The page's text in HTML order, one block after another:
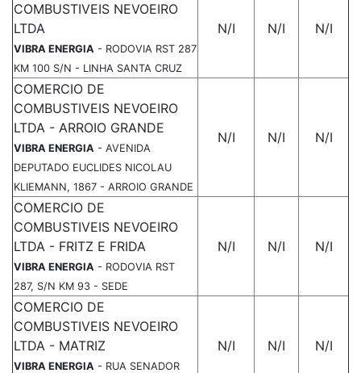
COMBUSTIVEIS NEVOEIRO
LTDA
VIBRA ENERGIA - RODOVIA RST 287
KM 100 S/N - LINHA SANTA CRUZ
N/I N/I N/I
COMERCIO DE
COMBUSTIVEIS NEVOEIRO
LTDA - ARROIO GRANDE
VIBRA ENERGIA - AVENIDA
DEPUTADO EUCLIDES NICOLAU
KLIEMANN, 1867 - ARROIO GRANDE
N/I N/I N/I
COMERCIO DE
COMBUSTIVEIS NEVOEIRO
LTDA - FRITZ E FRIDA
VIBRA ENERGIA - RODOVIA RST
287, S/N KM 93 - SEDE
N/I N/I N/I
COMERCIO DE
COMBUSTIVEIS NEVOEIRO
LTDA - MATRIZ
VIBRA ENERGIA - RUA SENADOR
N/I N/I N/I